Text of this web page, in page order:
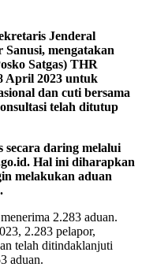
Jenderal
mengatakan
Satgas) THR
April 2023 untuk
dan cuti bersama
telah ditutup
secara daring melalui
Hal ini diharapkan
melakukan aduan
2.283 aduan.
2.283 pelapor,
telah ditindaklanjuti
aduan.